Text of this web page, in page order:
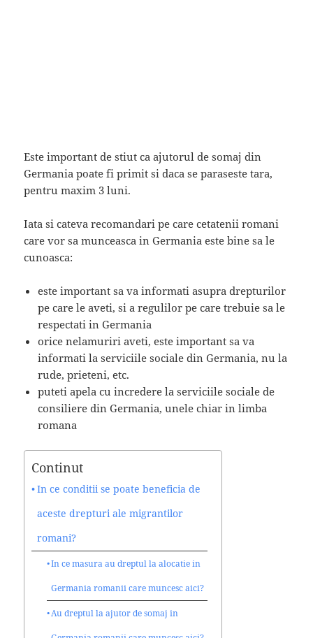
Este important de stiut ca ajutorul de somaj din
Germania poate fi primit si daca se paraseste tara,
pentru maxim 3 luni.
Iata si cateva recomandari pe care cetatenii romani
care vor sa munceasca in Germania este bine sa le
cunoasca:
este important sa va informati asupra drepturilor
pe care le aveti, si a regulilor pe care trebuie sa le
respectati in Germania
orice nelamuriri aveti, este important sa va
informati la serviciile sociale din Germania, nu la
rude, prieteni, etc.
puteti apela cu incredere la serviciile sociale de
consiliere din Germania, unele chiar in limba
romana
Continut
In ce conditii se poate beneficia de
aceste drepturi ale migrantilor
romani?
In ce masura au dreptul la alocatie in
Germania romanii care muncesc aici?
Au dreptul la ajutor de somaj in